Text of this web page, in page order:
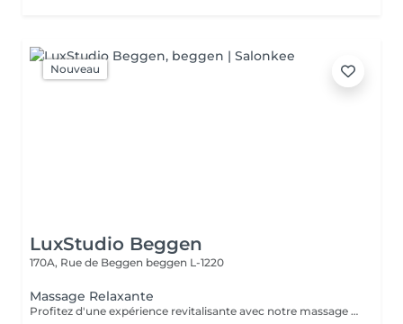
Nouveau
LuxStudio Beggen
170A, Rue de Beggen beggen L-1220
Massage Relaxante
Profitez d'une expérience revitalisante avec notre massage relaxant de 40, 60 ou 90 minutes. Nos esthéticiennes utiliseront des techniques douces pour soulager les tensions musculaires, procurant une sensation de tranquillité. Le temps de préparation et d'installation de la cliente est inclus dans la période choisie, garantissant que chaque minute soit consacrée à votre bien-être. Profitez de ce moment pour rajeunir corps et esprit.